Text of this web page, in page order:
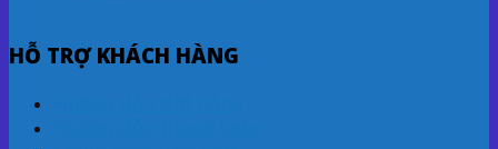
HỖ TRỢ KHÁCH HÀNG